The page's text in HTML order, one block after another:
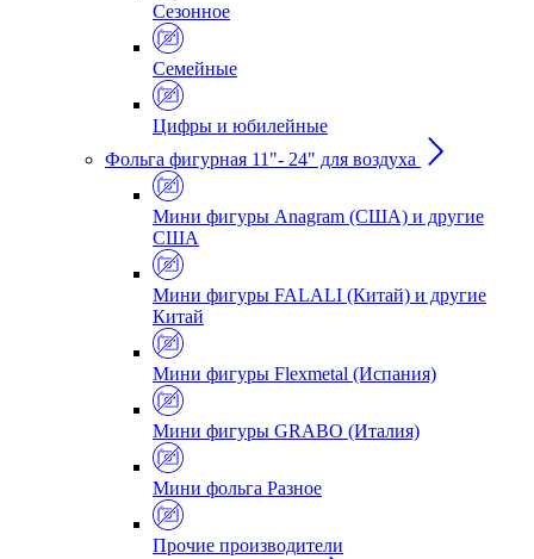
Сезонное
Семейные
Цифры и юбилейные
Фольга фигурная 11"- 24" для воздуха
Мини фигуры Anagram (США) и другие
США
Мини фигуры FALALI (Китай) и другие
Китай
Мини фигуры Flexmetal (Испания)
Мини фигуры GRABO (Италия)
Мини фольга Разное
Прочие производители